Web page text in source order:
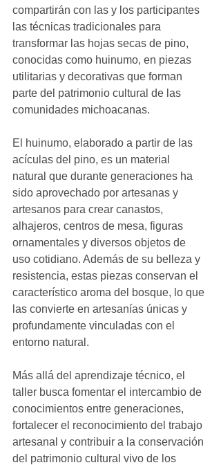
compartirán con las y los participantes
las técnicas tradicionales para
transformar las hojas secas de pino,
conocidas como huinumo, en piezas
utilitarias y decorativas que forman
parte del patrimonio cultural de las
comunidades michoacanas.
El huinumo, elaborado a partir de las
acículas del pino, es un material
natural que durante generaciones ha
sido aprovechado por artesanas y
artesanos para crear canastos,
alhajeros, centros de mesa, figuras
ornamentales y diversos objetos de
uso cotidiano. Además de su belleza y
resistencia, estas piezas conservan el
característico aroma del bosque, lo que
las convierte en artesanías únicas y
profundamente vinculadas con el
entorno natural.
Más allá del aprendizaje técnico, el
taller busca fomentar el intercambio de
conocimientos entre generaciones,
fortalecer el reconocimiento del trabajo
artesanal y contribuir a la conservación
del patrimonio cultural vivo de los